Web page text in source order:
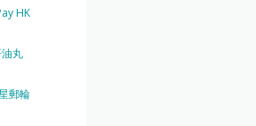
HK
丸
郵輪